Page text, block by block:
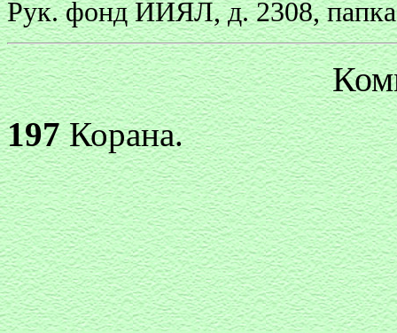
Рук. фонд ИИЯЛ, д. 2308, папка
197Корана.